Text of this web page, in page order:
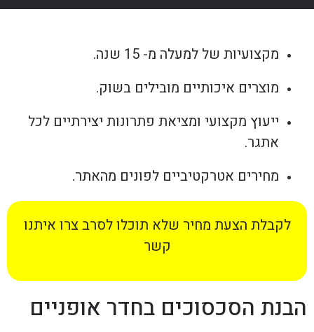
מקצועיות של למעלה מ- 15 שנה.
מוצרים איכותיים מובילים בשוק.
ייעוץ מקצועי ומציאת פתרונות יצירתיים לכל
אתגר.
מחירים אטרקטיביים לפונים מהאתר.
לקבלת הצעת מחיר שלא תוכלו לסרב צרו איתנו
קשר
הבנת הסכסוכים בחדר אופניים